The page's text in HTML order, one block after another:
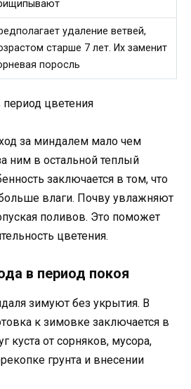
удаление ветвей,
старше 7 лет. Их заменит
поросль
период цветения
за миндалем мало чем
ним в остальной теплый
заключается в том, что
влаги. Почву увлажняют
поливов. Это поможет
цветения.
в период покоя
зимуют без укрытия. В
к зимовке заключается в
куста от сорняков, мусора,
грунта и внесении